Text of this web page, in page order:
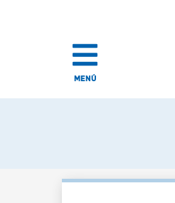
MENÚ